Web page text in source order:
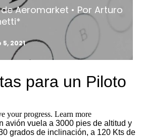
Aeromarket • Por Arturo
5, 2021